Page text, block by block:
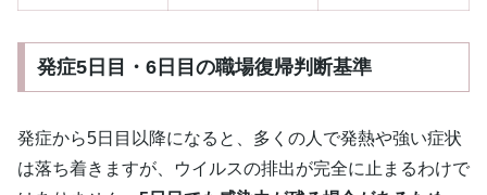
発症5日目・6日目の職場復帰判断基準
発症から5日目以降になると、多くの人で発熱や強い症状
は落ち着きますが、ウイルスの排出が完全に止まるわけで